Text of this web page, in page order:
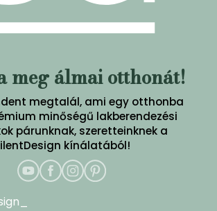
meg álmai otthonát!
megtalál, ami egy otthonba
minőségű lakberendezési
párunknak, szeretteinknek a
kínálatából!